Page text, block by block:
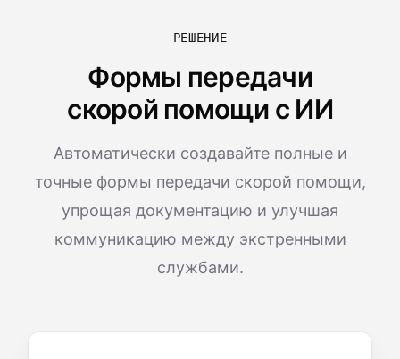
РЕШЕНИЕ
Формы передачи
скорой помощи с ИИ
Автоматически создавайте полные и
точные формы передачи скорой помощи,
упрощая документацию и улучшая
коммуникацию между экстренными
службами.